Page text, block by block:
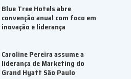
TURISMO VAI E VEM
Blue Tree Hotels abre
convenção anual com foco em
inovação e liderança
Caroline Pereira assume a
liderança de Marketing do
Grand Hyatt São Paulo